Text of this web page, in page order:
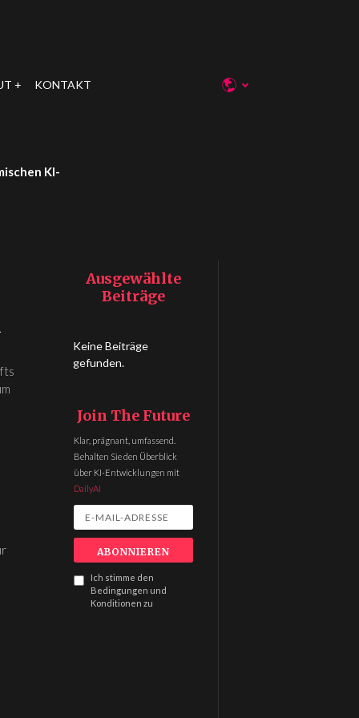
KONTAKT
KI-
Ausgewählte
Beiträge
Keine Beiträge
gefunden.
Join The Future
Klar, prägnant, umfassend.
Behalten Sie den Überblick
über KI-Entwicklungen mit
DailyAI
Ich stimme den
Bedingungen und
Konditionen zu